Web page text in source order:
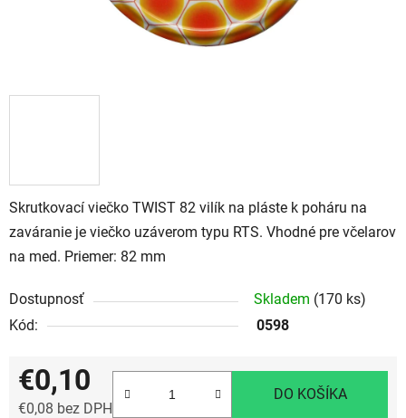
Skrutkovací viečko TWIST 82 vilík na pláste k poháru na
zaváranie je viečko uzáverom typu RTS. Vhodné pre včelarov
na med. Priemer: 82 mm
Dostupnosť Skladem (170 ks)
Kód:
0598
€0,10
€0,08 bez DPH
DO KOŠÍKA